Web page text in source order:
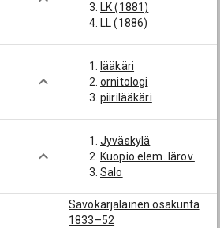
LK (1881)
LL (1886)
lääkäri
ornitologi
piirilääkäri
Jyväskylä
Kuopio elem. lärov.
Salo
Savokarjalainen osakunta
1833–52